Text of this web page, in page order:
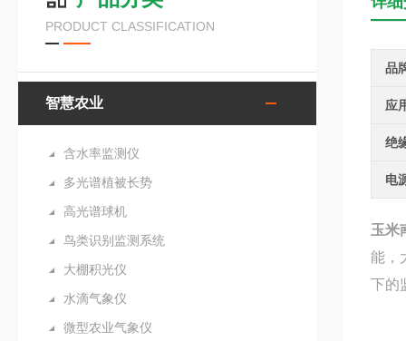
PRODUCT CLASSIFICATION
智慧农业
含水率监测仪
多光谱植被长势
高光谱球机
鸟类识别监测系统
大棚积光仪
水滴气象仪
微型农业气象仪
品
应
绝
电
玉米
能，
下的